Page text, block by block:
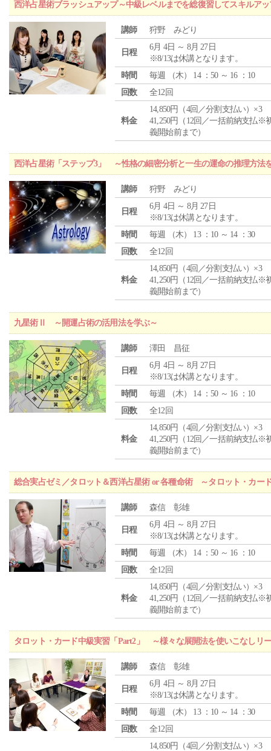
西洋占星術ブラッシュアップ～中級レベルまでを総復習してスキルア
講師 狩野 みどり
日程
6月 4日 ～ 8月 27日
※8/13は休講となります。
時間
毎週 （木） 14 ：50 ～ 16 ：10
回数
全12回
料金
14,850円（4回／分割支払い）×3
41,250円（12回／一括前納支払※
義開始前まで）
西洋占星術「ステップ3」 ～性格の細密分析と一生の運命の推理方法
講師 狩野 みどり
日程
6月 4日 ～ 8月 27日
※8/13は休講となります。
時間
毎週 （木） 13 ：10 ～ 14 ：30
回数
全12回
料金
14,850円（4回／分割支払い）×3
41,250円（12回／一括前納支払※
義開始前まで）
九星術Ⅱ ～開運占術の活用法を学ぶ～
講師 澤田 昌征
日程
6月 4日 ～ 8月 27日
※8/13は休講となります。
時間
毎週 （木） 14 ：50 ～ 16 ：10
回数
全12回
料金
14,850円（4回／分割支払い）×3
41,250円（12回／一括前納支払※
義開始前まで）
総合実占ゼミ／タロット＆西洋占星術 or 各種命術 ～タロット・カー
講師 森信 彰雄
日程
6月 4日 ～ 8月 27日
※8/13は休講となります。
時間
毎週 （木） 14 ：50 ～ 16 ：10
回数
全12回
料金
14,850円（4回／分割支払い）×3
41,250円（12回／一括前納支払※
義開始前まで）
タロット・カード中級実習「Part2」 ～様々な展開法を使いこなしリ
講師 森信 彰雄
日程
6月 4日 ～ 8月 27日
※8/13は休講となります。
時間
毎週 （木） 13 ：10 ～ 14 ：30
回数
全12回
14,850円（4回／分割支払い）×3